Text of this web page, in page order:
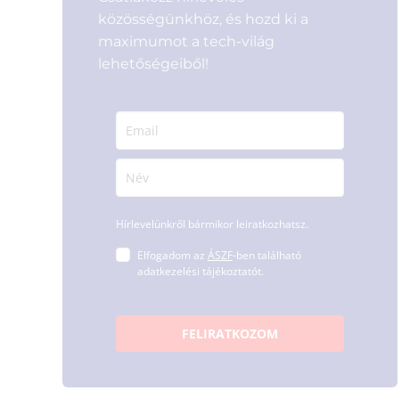
közösségünkhöz, és hozd ki a
maximumot a tech-világ
lehetőségeiből!
Hírlevelünkről bármikor leiratkozhatsz.
Elfogadom az ÁSZF-ben található
adatkezelési tájékoztatót.
FELIRATKOZOM